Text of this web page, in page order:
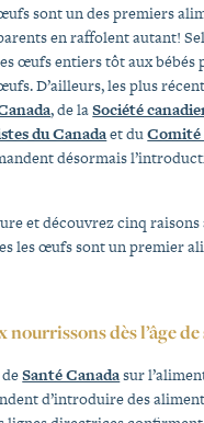
sont un des premiers
en raffolent autant!
œufs entiers tôt aux bébés
D’ailleurs, les plus
, de laSociété
du Canadaet duComité
désormais
et découvrez cinq raisons
les œufs sont un premier
dès l’âge
deSanté Canadasur
d’introduire des